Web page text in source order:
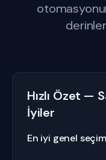
Hızlı Özet —
İyiler
En iyi genel